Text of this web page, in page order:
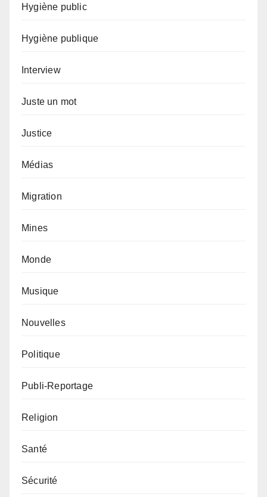
Hygiène public
Hygiène publique
Interview
Juste un mot
Justice
Médias
Migration
Mines
Monde
Musique
Nouvelles
Politique
Publi-Reportage
Religion
Santé
Sécurité